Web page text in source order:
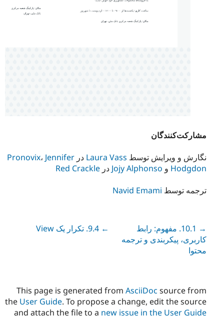
مشارکت‌کنندگان
نگارش و ویرایش توسط Laura Vass در Pronovix، Jennifer
Hodgdon و Jojy Alphonso در Red Crackle
ترجمه توسط Navid Emami
Next
→ 10.1. مفهوم: رابط
کاربری، پیکربندی و ترجمه
محتوا
Previous
← 9.4. تکرار یک View
This page is generated from AsciiDoc source from
the User Guide. To propose a change, edit the source
and attach the file to a new issue in the User Guide